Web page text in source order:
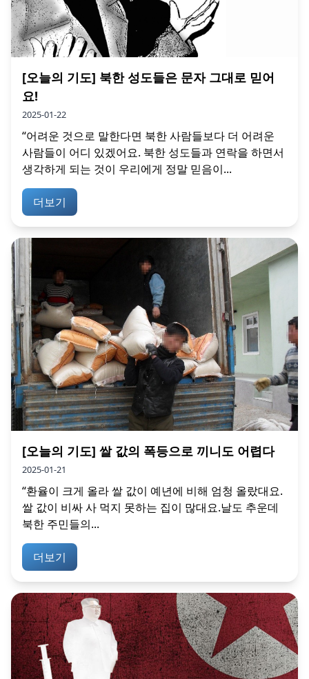
[오늘의 기도] 북한 성도들은 문자 그대로 믿어
요!
2025-01-22
“어려운 것으로 말한다면 북한 사람들보다 더 어려운
사람들이 어디 있겠어요. 북한 성도들과 연락을 하면서
생각하게 되는 것이 우리에게 정말 믿음이...
더보기
[오늘의 기도] 쌀 값의 폭등으로 끼니도 어렵다
2025-01-21
“환율이 크게 올라 쌀 값이 예년에 비해 엄청 올랐대요.
쌀 값이 비싸 사 먹지 못하는 집이 많대요.날도 추운데
북한 주민들의...
더보기